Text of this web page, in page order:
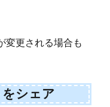
変更される場合も
シェア